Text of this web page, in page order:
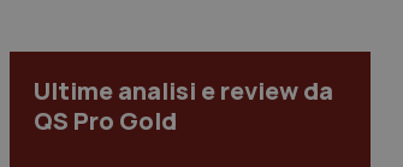
Ultime analisi e review da
QS Pro Gold